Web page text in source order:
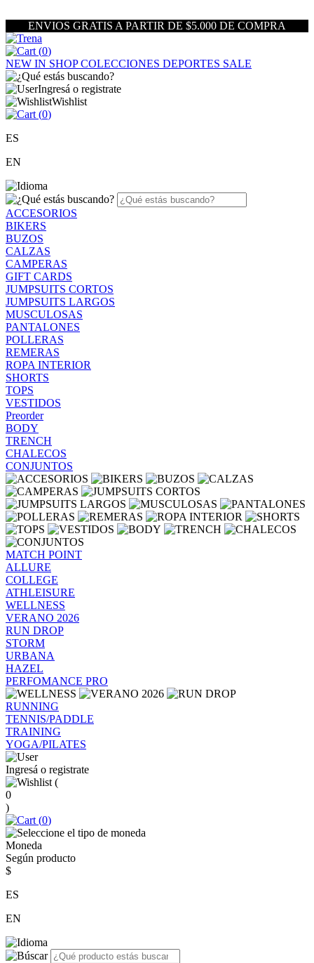
ENVIOS GRATIS A PARTIR DE $5.000 DE COMPRA
(0)
NEW IN SHOPCOLECCIONES DEPORTES SALE
Ingresá o registrate
Wishlist
(0)
ES
EN
ACCESORIOS
BIKERS
BUZOS
CALZAS
CAMPERAS
GIFT CARDS
JUMPSUITS CORTOS
JUMPSUITS LARGOS
MUSCULOSAS
PANTALONES
POLLERAS
REMERAS
ROPA INTERIOR
SHORTS
TOPS
VESTIDOS
Preorder
BODY
TRENCH
CHALECOS
CONJUNTOS
MATCH POINT
ALLURE
COLLEGE
ATHLEISURE
WELLNESS
VERANO 2026
RUN DROP
STORM
URBANA
HAZEL
PERFOMANCE PRO
RUNNING
TENNIS/PADDLE
TRAINING
YOGA/PILATES
Ingresá o registrate
(
0
)
(0)
Moneda
Según producto
$
ES
EN